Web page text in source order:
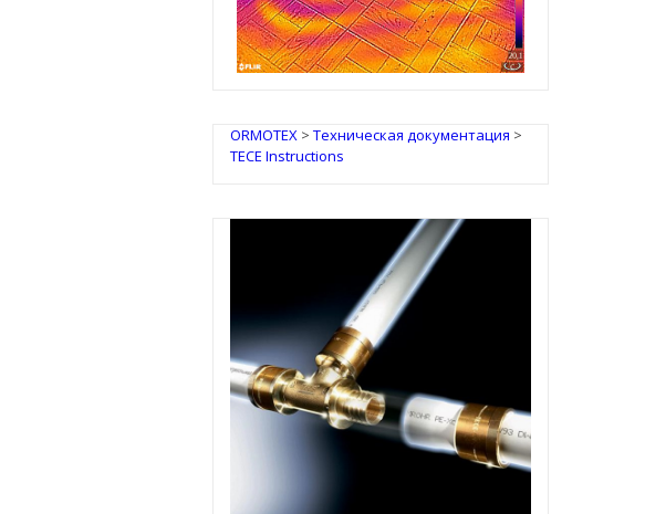
IRSAP Design Radiators
ORMOTEX> Техническая документация >
TECE Instructions